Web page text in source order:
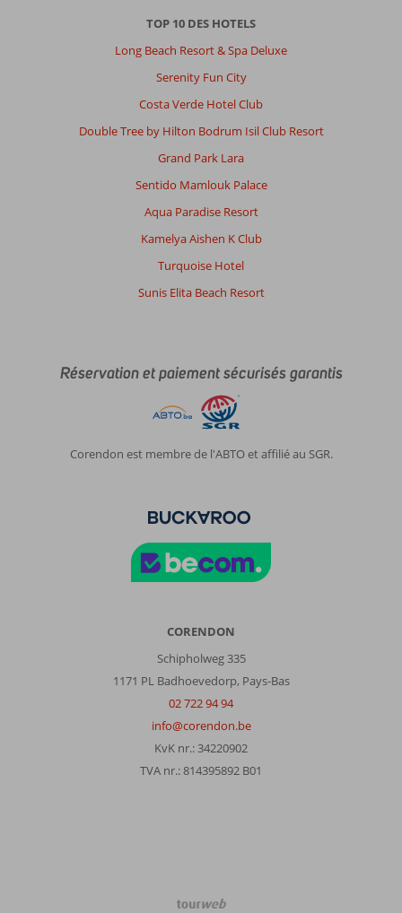
TOP 10 DES HOTELS
Long Beach Resort & Spa Deluxe
Serenity Fun City
Costa Verde Hotel Club
Double Tree by Hilton Bodrum Isil Club Resort
Grand Park Lara
Sentido Mamlouk Palace
Aqua Paradise Resort
Kamelya Aishen K Club
Turquoise Hotel
Sunis Elita Beach Resort
Réservation et paiement sécurisés garantis
Corendon est membre de l'ABTO et affilié au SGR.
CORENDON
Schipholweg 335
1171 PL Badhoevedorp, Pays-Bas
02 722 94 94
info@corendon.be
KvK nr.: 34220902
TVA nr.: 814395892 B01
TourWeb